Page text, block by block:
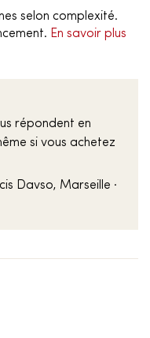
selon complexité.
En savoir plus
répondent en
si vous achetez
Davso, Marseille ·